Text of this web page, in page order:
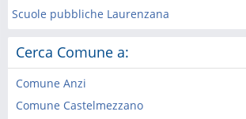
Scuole pubbliche Laurenzana
Cerca Comune a:
Comune Anzi
Comune Castelmezzano